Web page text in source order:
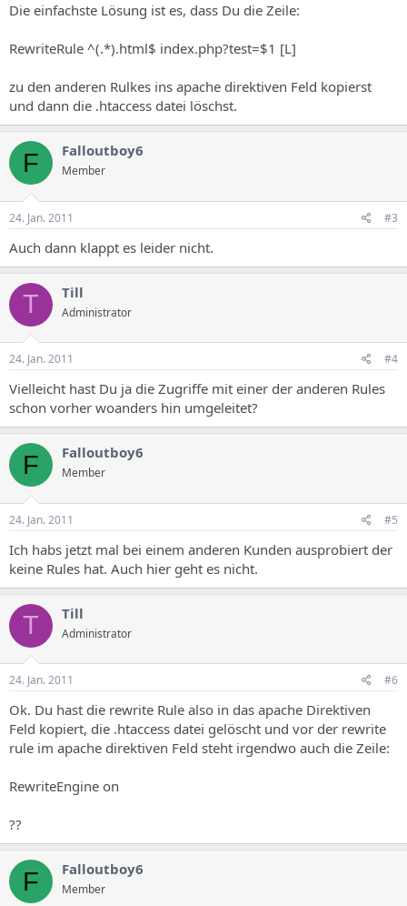
Die einfachste Lösung ist es, dass Du die Zeile:
RewriteRule ^(.*).html$ index.php?test=$1 [L]
zu den anderen Rulkes ins apache direktiven Feld kopierst
und dann die .htaccess datei löschst.
F Falloutboy6
Member
24. Jan. 2011 #3
Auch dann klappt es leider nicht.
T Till
Administrator
24. Jan. 2011 #4
Vielleicht hast Du ja die Zugriffe mit einer der anderen Rules
schon vorher woanders hin umgeleitet?
F Falloutboy6
Member
24. Jan. 2011 #5
Ich habs jetzt mal bei einem anderen Kunden ausprobiert der
keine Rules hat. Auch hier geht es nicht.
T Till
Administrator
24. Jan. 2011 #6
Ok. Du hast die rewrite Rule also in das apache Direktiven
Feld kopiert, die .htaccess datei gelöscht und vor der rewrite
rule im apache direktiven Feld steht irgendwo auch die Zeile:
RewriteEngine on
??
F Falloutboy6
Member